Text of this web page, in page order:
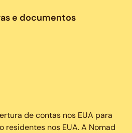
e documentos
de contas nos EUA para
residentes nos EUA. A Nomad